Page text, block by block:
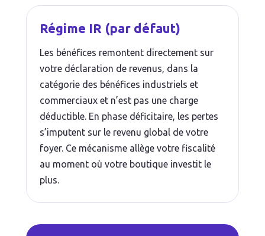
Régime IR (par défaut)
Les bénéfices remontent directement sur
votre déclaration de revenus, dans la
catégorie des bénéfices industriels et
commerciaux et n’est pas une charge
déductible. En phase déficitaire, les pertes
s’imputent sur le revenu global de votre
foyer. Ce mécanisme allège votre fiscalité
au moment où votre boutique investit le
plus.